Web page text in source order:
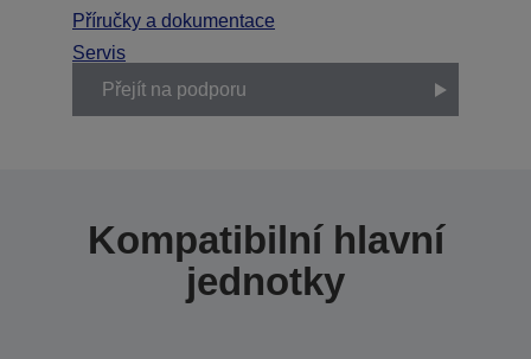
Příručky a dokumentace
Servis
Přejít na podporu
Kompatibilní hlavní
jednotky